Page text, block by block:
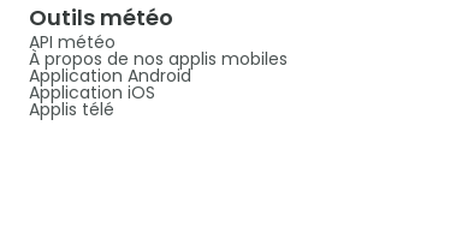
Outils météo
API météo
À propos de nos applis mobiles
Application Android
Application iOS
Applis télé